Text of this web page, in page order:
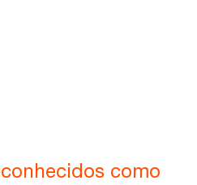
como